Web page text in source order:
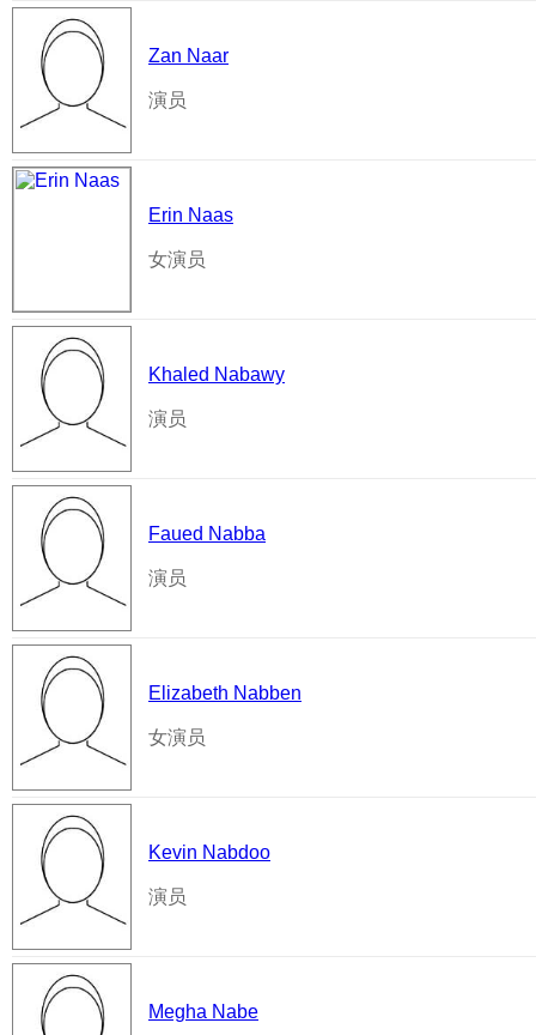
Zan Naar
演员
Erin Naas
女演员
Khaled Nabawy
演员
Faued Nabba
演员
Elizabeth Nabben
女演员
Kevin Nabdoo
演员
Megha Nabe